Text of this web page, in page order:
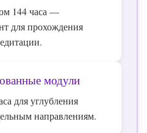
144 часа —
для прохождения
модули
для углубления
направлениям.